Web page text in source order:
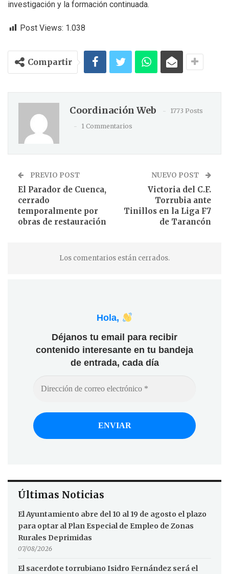
investigación y la formación continuada.
Post Views: 1.038
Compartir
Coordinación Web
1773 Posts
1 Commentarios
PREVIO POST
El Parador de Cuenca,
cerrado
temporalmente por
obras de restauración
NUEVO POST
Victoria del C.F.
Torrubia ante
Tinillos en la Liga F7
de Tarancón
Los comentarios están cerrados.
Hola,
Déjanos tu email para recibir
contenido interesante en tu bandeja
de entrada, cada día
Últimas Noticias
El Ayuntamiento abre del 10 al 19 de agosto el plazo
para optar al Plan Especial de Empleo de Zonas
Rurales Deprimidas
07/08/2026
El sacerdote torrubiano Isidro Fernández será el